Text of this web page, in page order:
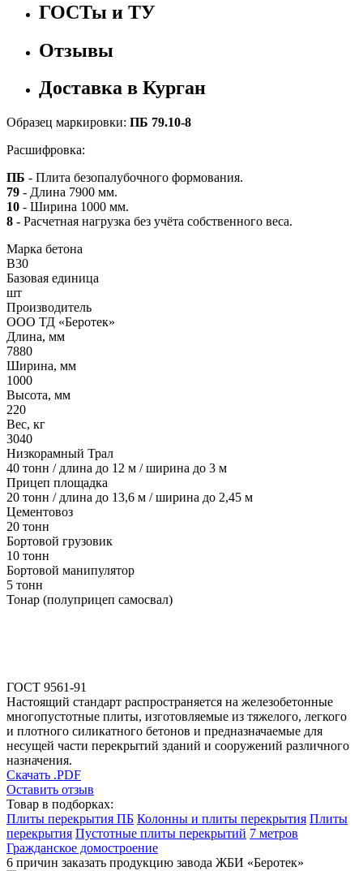
ГОСТы и ТУ
Отзывы
Доставка в Курган
Образец маркировки: ПБ 79.10-8
Расшифровка:
ПБ - Плита безопалубочного формования.
79 - Длина 7900 мм.
10 - Ширина 1000 мм.
8 - Расчетная нагрузка без учёта собственного веса.
Марка бетона
B30
Базовая единица
шт
Производитель
ООО ТД «Беротек»
Длина, мм
7880
Ширина, мм
1000
Высота, мм
220
Вес, кг
3040
Низкорамный Трал
40 тонн / длина до 12 м / ширина до 3 м
Прицеп площадка
20 тонн / длина до 13,6 м / ширина до 2,45 м
Цементовоз
20 тонн
Бортовой грузовик
10 тонн
Бортовой манипулятор
5 тонн
Тонар (полуприцеп самосвал)
ГОСТ 9561-91
Настоящий стандарт распространяется на железобетонные
многопустотные плиты, изготовляемые из тяжелого, легкого
и плотного силикатного бетонов и предназначаемые для
несущей части перекрытий зданий и сооружений различного
назначения.
Скачать .PDF
Оставить отзыв
Товар в подборках:
Плиты перекрытия ПБ Колонны и плиты перекрытия Плиты
перекрытия Пустотные плиты перекрытий 7 метров
Гражданское домостроение
6 причин заказать продукцию завода ЖБИ «Беротек»